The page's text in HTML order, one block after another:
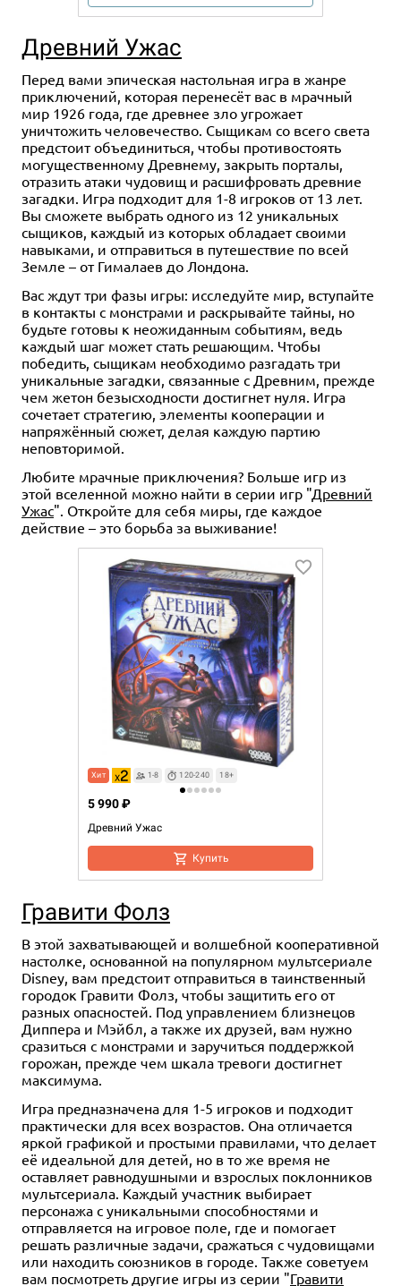
Древний Ужас
Перед вами эпическая настольная игра в жанре
приключений, которая перенесёт вас в мрачный
мир 1926 года, где древнее зло угрожает
уничтожить человечество. Сыщикам со всего света
предстоит объединиться, чтобы противостоять
могущественному Древнему, закрыть порталы,
отразить атаки чудовищ и расшифровать древние
загадки. Игра подходит для 1-8 игроков от 13 лет.
Вы сможете выбрать одного из 12 уникальных
сыщиков, каждый из которых обладает своими
навыками, и отправиться в путешествие по всей
Земле – от Гималаев до Лондона.
Вас ждут три фазы игры: исследуйте мир, вступайте
в контакты с монстрами и раскрывайте тайны, но
будьте готовы к неожиданным событиям, ведь
каждый шаг может стать решающим. Чтобы
победить, сыщикам необходимо разгадать три
уникальные загадки, связанные с Древним, прежде
чем жетон безысходности достигнет нуля. Игра
сочетает стратегию, элементы кооперации и
напряжённый сюжет, делая каждую партию
неповторимой.
Любите мрачные приключения? Больше игр из
этой вселенной можно найти в серии игр "Древний
Ужас". Откройте для себя миры, где каждое
действие – это борьба за выживание!
Хит 1-8 120-240 18+
Древний Ужас
5 990 ₽
Купить
Гравити Фолз
В этой захватывающей и волшебной кооперативной
настолке, основанной на популярном мультсериале
Disney, вам предстоит отправиться в таинственный
городок Гравити Фолз, чтобы защитить его от
разных опасностей. Под управлением близнецов
Диппера и Мэйбл, а также их друзей, вам нужно
сразиться с монстрами и заручиться поддержкой
горожан, прежде чем шкала тревоги достигнет
максимума.
Игра предназначена для 1-5 игроков и подходит
практически для всех возрастов. Она отличается
яркой графикой и простыми правилами, что делает
её идеальной для детей, но в то же время не
оставляет равнодушными и взрослых поклонников
мультсериала. Каждый участник выбирает
персонажа с уникальными способностями и
отправляется на игровое поле, где и помогает
решать различные задачи, сражаться с чудовищами
или находить союзников в городе. Также советуем
вам посмотреть другие игры из серии "Гравити